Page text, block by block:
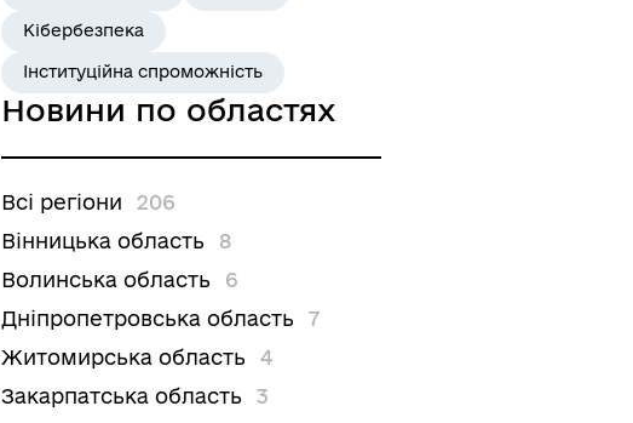
Кібербезпека
Інституційна спроможність
Новини по областях
Всі регіони
206
Вінницька область
8
Волинська область
6
Дніпропетровська область
7
Житомирська область
4
Закарпатська область
3